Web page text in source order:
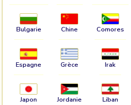
Bulgarie Chine Comores
Espagne Grèce Irak
Japon Jordanie Liban